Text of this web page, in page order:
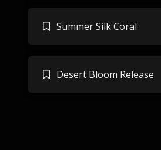
Summer Silk Coral
Desert Bloom Release